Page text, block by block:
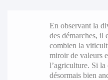
En observant la
des démarches, il
combien la
miroir de valeurs
l’agriculture. Si
désormais bien